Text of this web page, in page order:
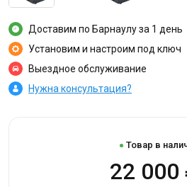
Доставим по Барнаулу за 1 день
Установим и настроим под ключ
Выездное обслуживание
Нужна консультация?
Товар в
22 000